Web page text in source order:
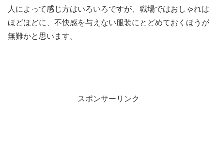
人によって感じ方はいろいろですが、職場ではおしゃれは
ほどほどに、不快感を与えない服装にとどめておくほうが
無難かと思います。
スポンサーリンク